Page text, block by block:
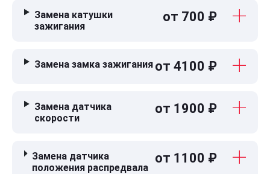
Замена катушки
зажигания
от 700 ₽
Замена замка зажигания от 4100 ₽
Замена датчика
скорости
от 1900 ₽
Замена датчика
положения распредвала
от 1100 ₽